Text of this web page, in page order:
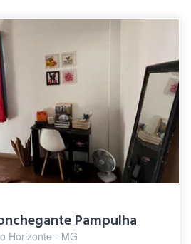
Pampulha
Horizonte - MG